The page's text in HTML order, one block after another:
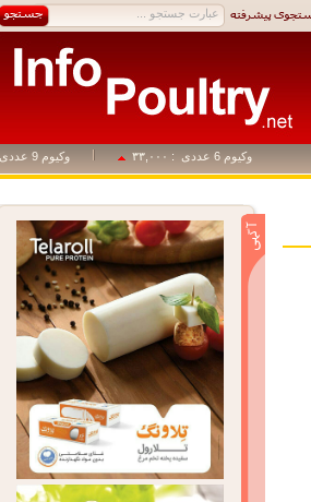
وکیوم 6 عددی : ۳۳,۰۰۰ وکیوم 9 عددی : ۴۹,۵۰۰